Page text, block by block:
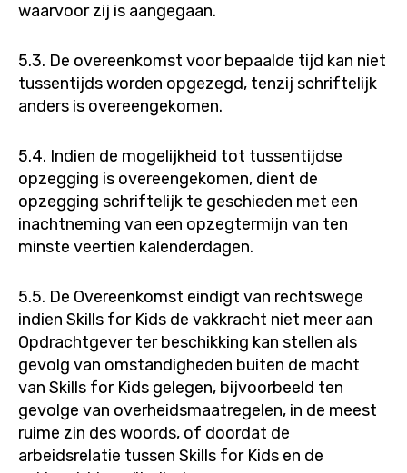
waarvoor zij is aangegaan.
5.3. De overeenkomst voor bepaalde tijd kan niet
tussentijds worden opgezegd, tenzij schriftelijk
anders is overeengekomen.
5.4. Indien de mogelijkheid tot tussentijdse
opzegging is overeengekomen, dient de
opzegging schriftelijk te geschieden met een
inachtneming van een opzegtermijn van ten
minste veertien kalenderdagen.
5.5. De Overeenkomst eindigt van rechtswege
indien Skills for Kids de vakkracht niet meer aan
Opdrachtgever ter beschikking kan stellen als
gevolg van omstandigheden buiten de macht
van Skills for Kids gelegen, bijvoorbeeld ten
gevolge van overheidsmaatregelen, in de meest
ruime zin des woords, of doordat de
arbeidsrelatie tussen Skills for Kids en de